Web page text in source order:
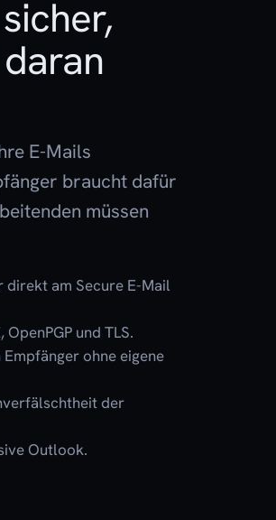
E-Mails
braucht dafür
müssen
direkt am Secure E-Mail
und TLS.
ohne eigene
der
Outlook.